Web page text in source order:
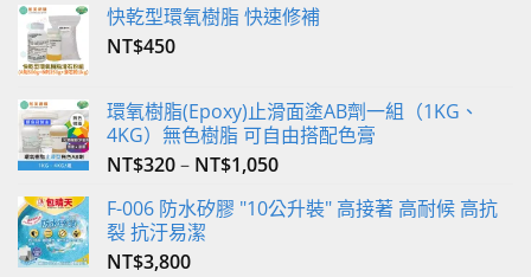
快乾型環氧樹脂 快速修補
NT$450
環氧樹脂(Epoxy)止滑面塗AB劑一組（1KG、
4KG）無色樹脂 可自由搭配色膏
NT$320– NT$1,050
F-006 防水矽膠 "10公升裝" 高接著 高耐候 高抗
裂 抗汙易潔
NT$3,800